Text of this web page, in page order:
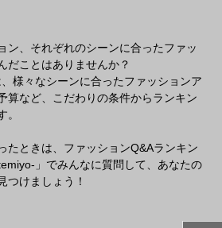
ン、それぞれのシーンに合ったファッ
だことはありませんか？
様々なシーンに合ったファッションア
算など、こだわりの条件からランキン
。
たときは、ファッションQ&Aランキン
」でみんなに質問して、あなたの
つけましょう！